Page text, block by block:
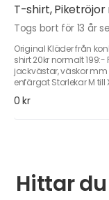
T-shirt,
Togs bort för 13 år
Original Kläder från
shirt 20kr normalt
jackvästar, väskor mm
enfärgat Storlekar M till
0 kr
Hittar